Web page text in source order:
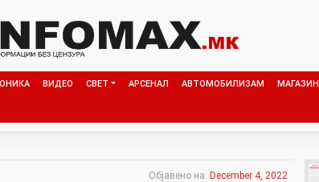
ВИДЕО СВЕТ АРСЕНАЛ АВТОМОБИЛИЗАМ МАГАЗИН
Објавено на: December 4, 2022